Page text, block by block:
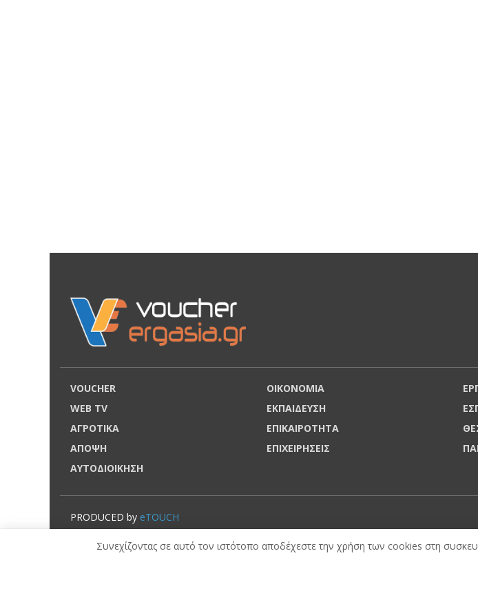
VOUCHER
WEB TV
ΑΓΡΟΤΙΚΑ
ΑΠΟΨΗ
ΑΥΤΟΔΙΟΙΚΗΣΗ
ΟΙΚΟΝΟΜΙΑ
ΕΚΠΑΙΔΕΥΣΗ
ΕΠΙΚΑΙΡΟΤΗΤΑ
ΕΠΙΧΕΙΡΗΣΕΙΣ
PRODUCED by eTOUCH
© VOUCHERERGASIA.GR, 2022 | All rights reserved.
Συνεχίζοντας σε αυτό τον ιστότοπο αποδέχεστε την χρήση των cookies στη